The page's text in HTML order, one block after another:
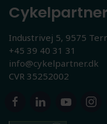
Industrivej 5, 9575
+45 39 40 31 31
info@cykelpartner.dk
CVR 35252002